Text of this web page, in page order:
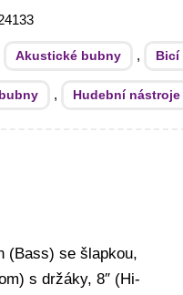
Akustické bubny , Bicí
, Hudební nástroje
(Bass) se šlapkou,
s držáky, 8″ (Hi-